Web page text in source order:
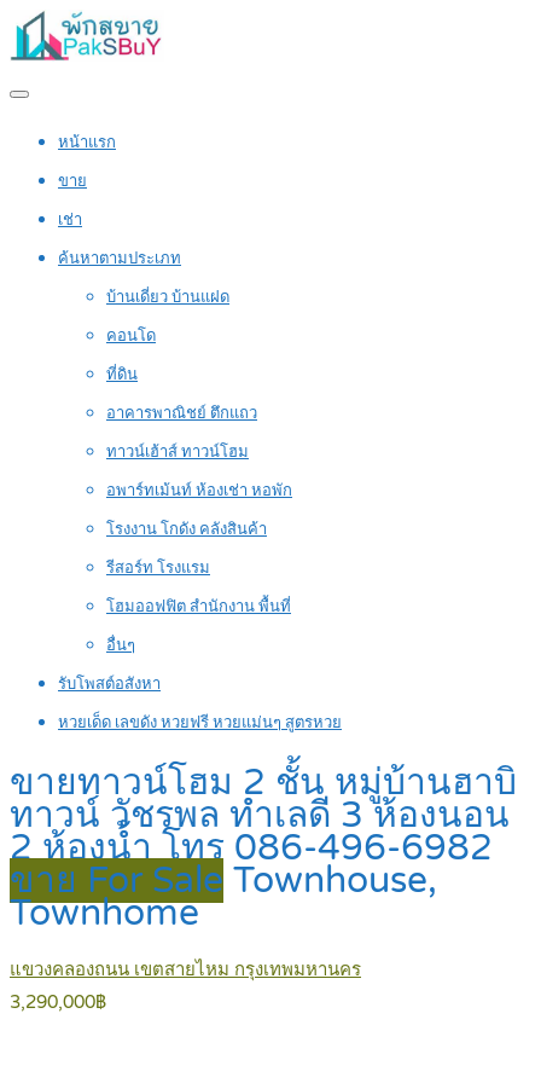
หน้าแรก
ขาย
เช่า
ค้นหาตามประเภท
บ้านเดี่ยว บ้านแฝด
คอนโด
ที่ดิน
อาคารพาณิชย์ ตึกแถว
ทาวน์เฮ้าส์ ทาวน์โฮม
อพาร์ทเม้นท์ ห้องเช่า หอพัก
โรงงาน โกดัง คลังสินค้า
รีสอร์ท โรงแรม
โฮมออฟฟิต สำนักงาน พื้นที่
อื่นๆ
รับโพสต์อสังหา
หวยเด็ด เลขดัง หวยฟรี หวยแม่นๆ สูตรหวย
ขายทาวน์โฮม 2 ชั้น หมู่บ้านฮาบิ
ทาวน์ วัชรพล ทำเลดี 3 ห้องนอน
2 ห้องน้ำ โทร 086-496-6982
ขาย For Sale Townhouse,
Townhome
แขวงคลองถนน เขตสายไหม กรุงเทพมหานคร
3,290,000฿